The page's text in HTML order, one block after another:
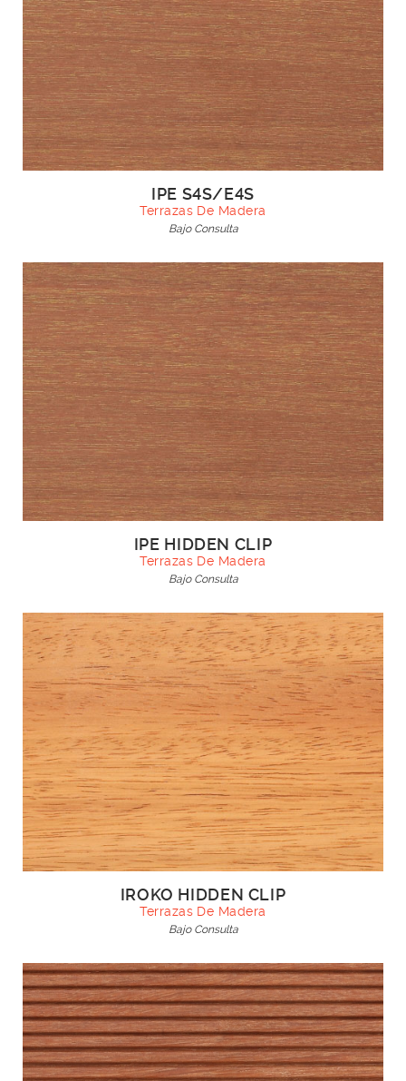
IPE S4S/E4S
Terrazas De Madera
Bajo Consulta
IPE HIDDEN CLIP
Terrazas De Madera
Bajo Consulta
IROKO HIDDEN CLIP
Terrazas De Madera
Bajo Consulta